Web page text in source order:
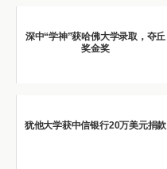
深中“学神”获哈佛大学录取，夺丘
奖金奖
犹他大学获中信银行20万美元捐款